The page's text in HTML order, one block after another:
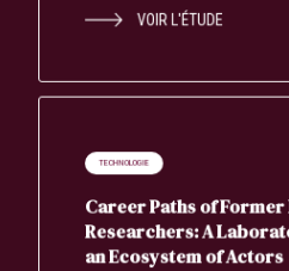
VOIR L'ÉTUDE
TECHNOLOGIE
Career Paths of Former
Researchers: A
an Ecosystem of Actors